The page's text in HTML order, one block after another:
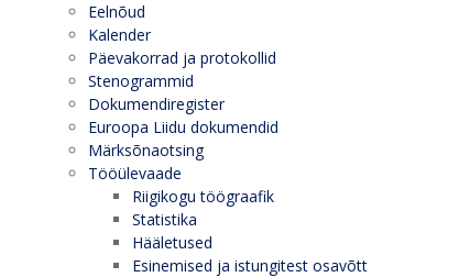
Eelnõud
Kalender
Päevakorrad ja protokollid
Stenogrammid
Dokumendiregister
Euroopa Liidu dokumendid
Märksõnaotsing
Tööülevaade
Riigikogu töögraafik
Statistika
Hääletused
Esinemised ja istungitest osavõtt